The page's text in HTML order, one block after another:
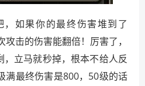
如果你的最终伤害堆到了
击的伤害能翻倍！厉害了，
立马就秒掉，根本不给人反
满最终伤害是800，50级的话